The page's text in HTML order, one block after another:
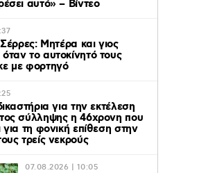
αυτό» – Βίντεο
Σέρρες: Μητέρα και γιος
το αυτοκίνητό τους
με φορτηγό
για την εκτέλεση
σύλληψης η 46χρονη που
για τη φονική επίθεση στην
τρείς νεκρούς
07.08.2026 | 10:05